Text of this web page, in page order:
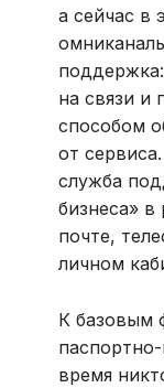
а сейчас в
на связи и
способом
от
служба
бизнеса»
почте,
личном
К базовым
время